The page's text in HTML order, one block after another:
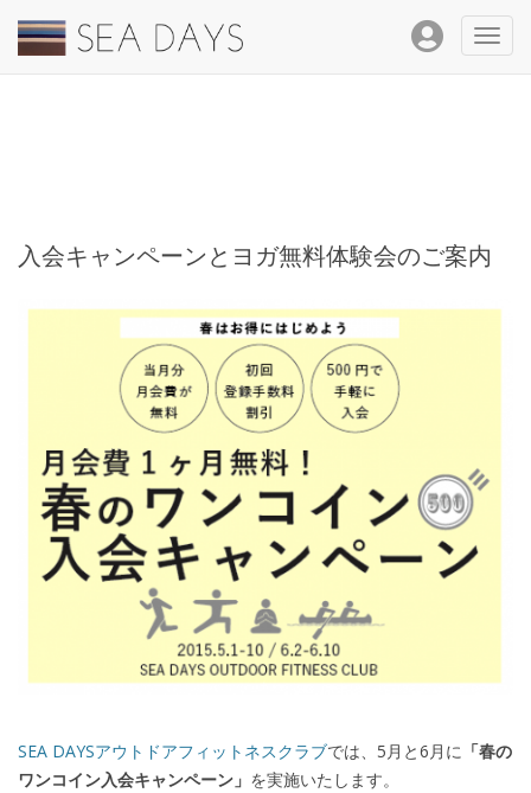
入会キャンペーンとヨガ無料体験会のご案内
SEA DAYSアウトドアフィットネスクラブでは、5月と6月に 「春の
ワンコイン入会キャンペーン」 を実施いたします。